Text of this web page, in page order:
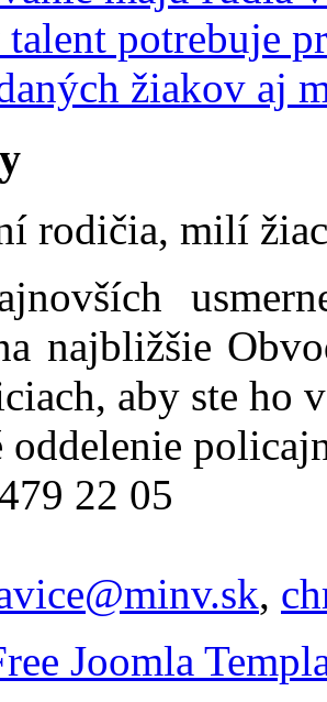
talent potrebuje
žiakov aj
rodičia, milí
najbližšie
aby ste ho
oddelenie
22 05
,
Joomla